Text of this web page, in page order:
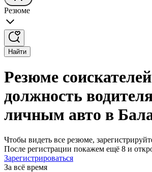
Резюме
Найти
Резюме
должность
личным авто в
Чтобы видеть все резюме,
После регистрации покажем ещё 8 и
Зарегистрироваться
За всё время